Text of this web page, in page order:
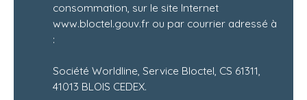
consommation, sur le site Internet
www.bloctel.gouv.fr ou par courrier adressé à
:
Société Worldline, Service Bloctel, CS 61311,
41013 BLOIS CEDEX.